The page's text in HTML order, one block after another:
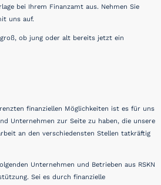
bei Ihrem Finanzamt aus. Nehmen Sie
uns auf.
ob jung oder alt bereits jetzt ein
finanziellen Möglichkeiten ist es für uns
Unternehmen zur Seite zu haben, die unsere
an den verschiedensten Stellen tatkräftig
Unternehmen und Betrieben aus RSKN
Sei es durch finanzielle